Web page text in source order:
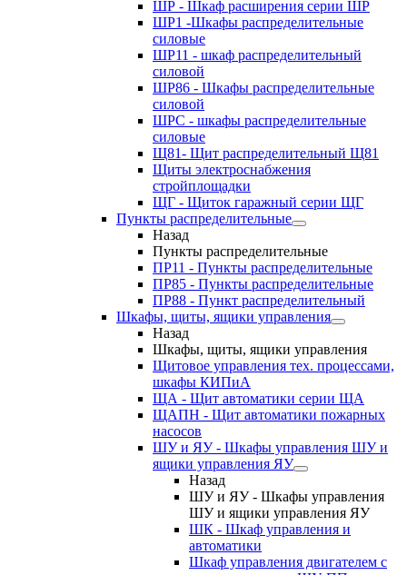
ШР - Шкаф расширения серии ШР
ШР1 -Шкафы распределительные
силовые
ШР11 - шкаф распределительный
силовой
ШР86 - Шкафы распределительные
силовой
ШРС - шкафы распределительные
силовые
Щ81- Щит распределительный Щ81
Щиты электроснабжения
стройплощадки
ЩГ - Щиток гаражный серии ЩГ
Пункты распределительные
Назад
Пункты распределительные
ПР11 - Пункты распределительные
ПР85 - Пункты распределительные
ПР88 - Пункт распределительный
Шкафы, щиты, ящики управления
Назад
Шкафы, щиты, ящики управления
Щитовое управления тех. процессами,
шкафы КИПиА
ЩА - Щит автоматики серии ЩА
ЩАПН - Щит автоматики пожарных
насосов
ШУ и ЯУ - Шкафы управления ШУ и
ящики управления ЯУ
Назад
ШУ и ЯУ - Шкафы управления
ШУ и ящики управления ЯУ
ШК - Шкаф управления и
автоматики
Шкаф управления двигателем с